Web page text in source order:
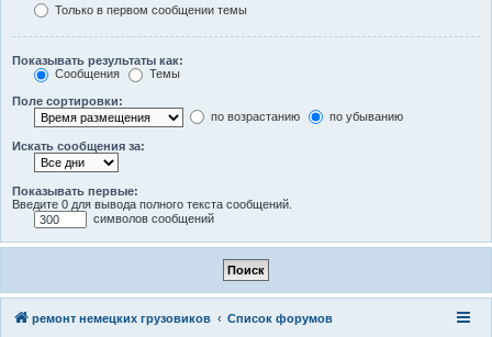
Только в первом сообщении темы
Показывать результаты как:
Сообщения
Темы
Поле сортировки:
по возрастанию
по убыванию
Искать сообщения за:
Показывать первые:
Введите 0 для вывода полного текста сообщений.
символов сообщений
ремонт немецких грузовиков Список форумов